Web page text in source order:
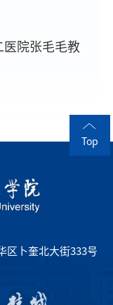
医院张毛毛教
Top
区卜奎北大街333号